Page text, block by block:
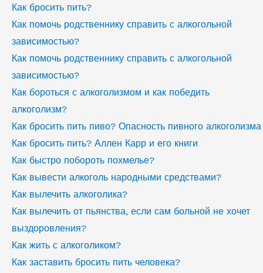
Как бросить пить?
Как помочь родственнику справить с алкогольной
зависимостью?
Как помочь родственнику справить с алкогольной
зависимостью?
Как бороться с алкоголизмом и как победить
алкоголизм?
Как бросить пить пиво? Опасность пивного алкоголизма
Как бросить пить? Аллен Карр и его книги
Как быстро побороть похмелье?
Как вывести алкоголь народными средствами?
Как вылечить алкоголика?
Как вылечить от пьянства, если сам больной не хочет
выздоровления?
Как жить с алкоголиком?
Как заставить бросить пить человека?